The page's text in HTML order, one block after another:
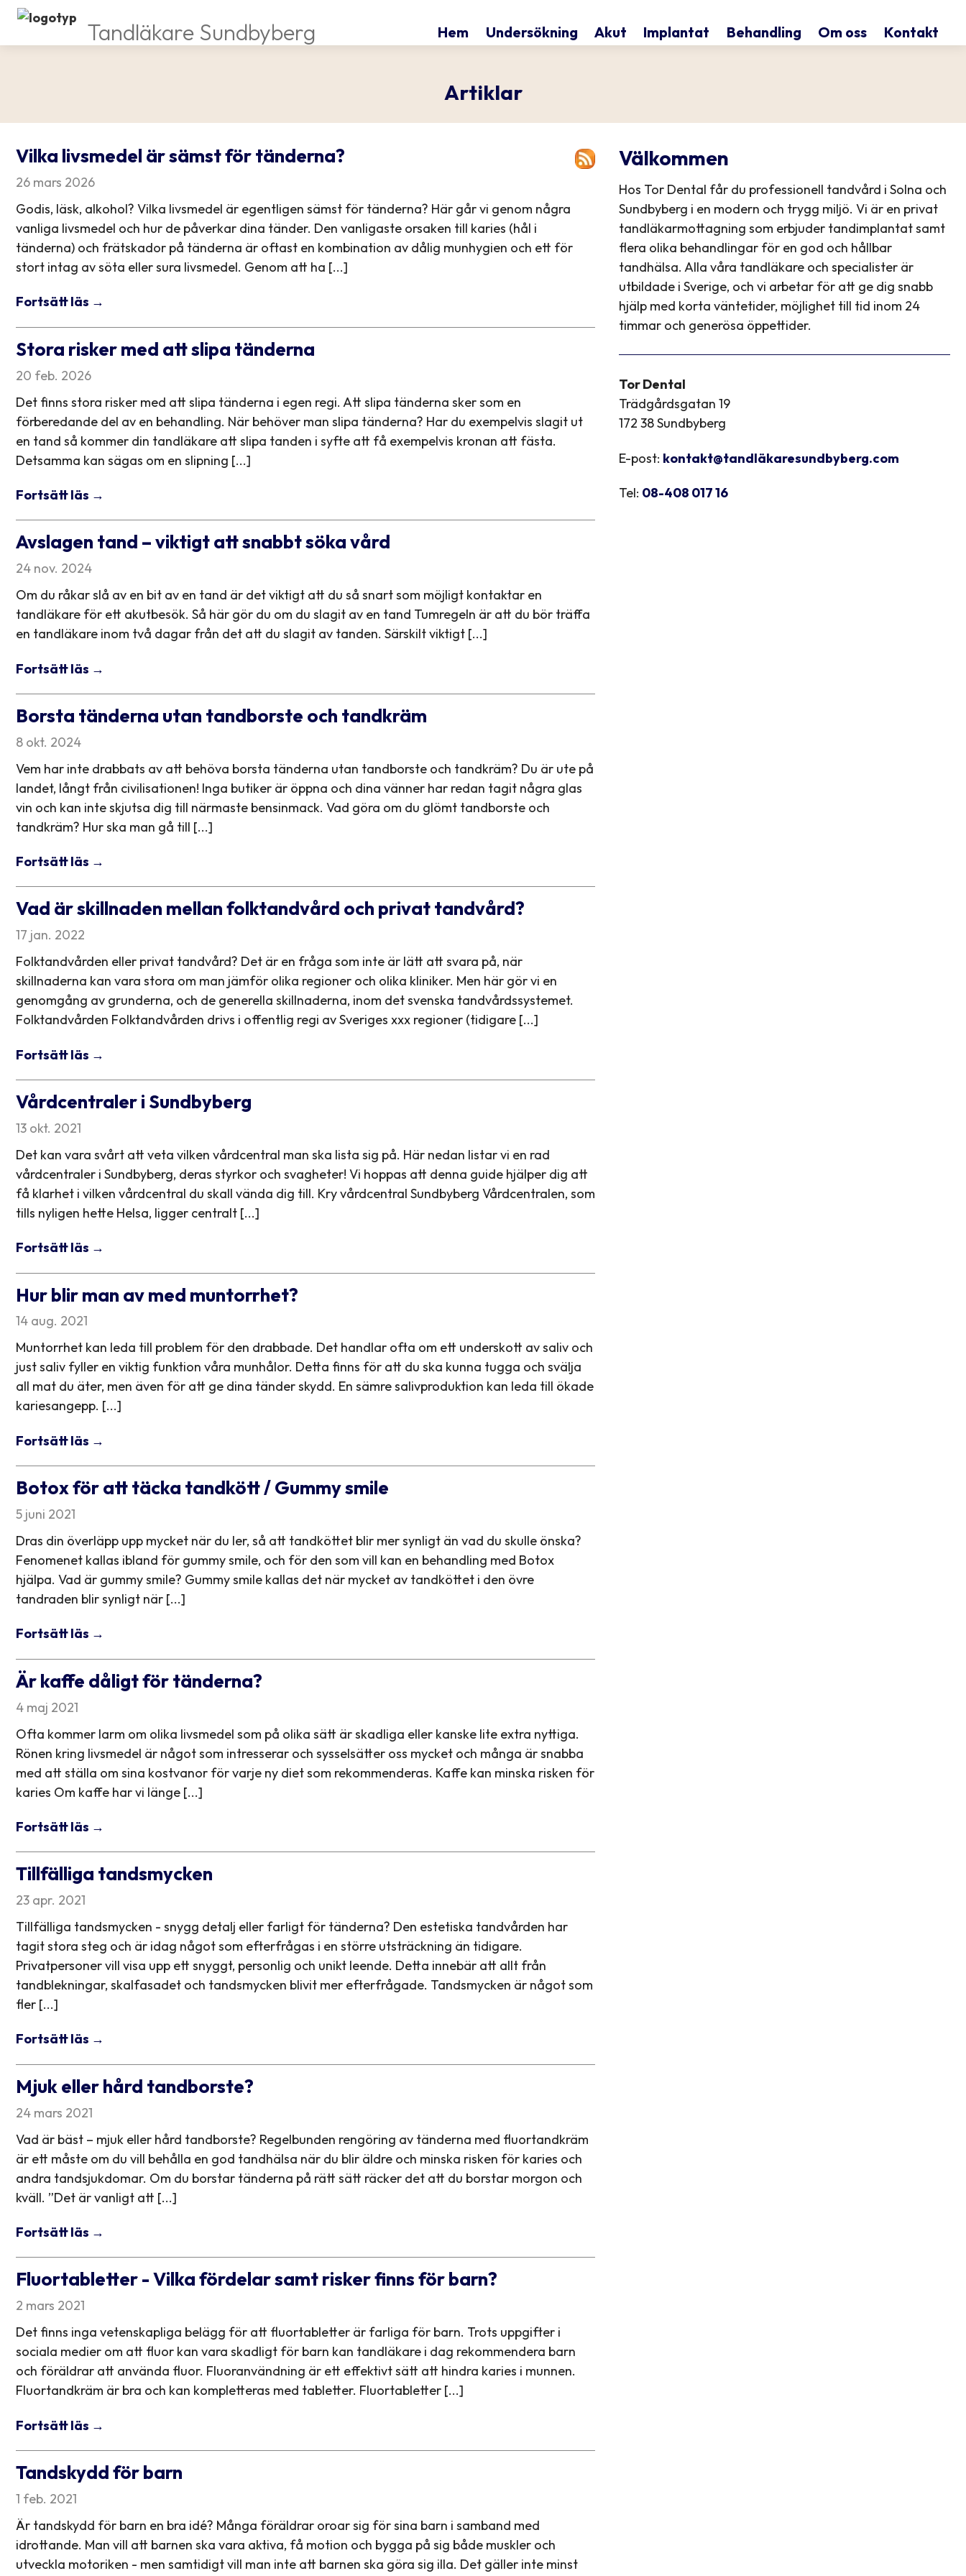
Hem Undersökning Akut Implantat Behandling Om oss Kontakt
Tandläkare Sundbyberg
Artiklar
Vilka livsmedel är sämst för tänderna?
26 mars 2026
Godis, läsk, alkohol? Vilka livsmedel är egentligen sämst för tänderna? Här går vi genom några
vanliga livsmedel och hur de påverkar dina tänder. Den vanligaste orsaken till karies (hål i
tänderna) och frätskador på tänderna är oftast en kombination av dålig munhygien och ett för
stort intag av söta eller sura livsmedel. Genom att ha [...]
Fortsätt läs →
Stora risker med att slipa tänderna
20 feb. 2026
Det finns stora risker med att slipa tänderna i egen regi. Att slipa tänderna sker som en
förberedande del av en behandling. När behöver man slipa tänderna? Har du exempelvis slagit ut
en tand så kommer din tandläkare att slipa tanden i syfte att få exempelvis kronan att fästa.
Detsamma kan sägas om en slipning [...]
Fortsätt läs →
Avslagen tand – viktigt att snabbt söka vård
24 nov. 2024
Om du råkar slå av en bit av en tand är det viktigt att du så snart som möjligt kontaktar en
tandläkare för ett akutbesök. Så här gör du om du slagit av en tand Tumregeln är att du bör träffa
en tandläkare inom två dagar från det att du slagit av tanden. Särskilt viktigt [...]
Fortsätt läs →
Borsta tänderna utan tandborste och tandkräm
8 okt. 2024
Vem har inte drabbats av att behöva borsta tänderna utan tandborste och tandkräm? Du är ute på
landet, långt från civilisationen! Inga butiker är öppna och dina vänner har redan tagit några glas
vin och kan inte skjutsa dig till närmaste bensinmack. Vad göra om du glömt tandborste och
tandkräm? Hur ska man gå till [...]
Fortsätt läs →
Vad är skillnaden mellan folktandvård och privat tandvård?
17 jan. 2022
Folktandvården eller privat tandvård? Det är en fråga som inte är lätt att svara på, när
skillnaderna kan vara stora om man jämför olika regioner och olika kliniker. Men här gör vi en
genomgång av grunderna, och de generella skillnaderna, inom det svenska tandvårdssystemet.
Folktandvården Folktandvården drivs i offentlig regi av Sveriges xxx regioner (tidigare [...]
Fortsätt läs →
Vårdcentraler i Sundbyberg
13 okt. 2021
Det kan vara svårt att veta vilken vårdcentral man ska lista sig på. Här nedan listar vi en rad
vårdcentraler i Sundbyberg, deras styrkor och svagheter! Vi hoppas att denna guide hjälper dig att
få klarhet i vilken vårdcentral du skall vända dig till. Kry vårdcentral Sundbyberg Vårdcentralen, som
tills nyligen hette Helsa, ligger centralt [...]
Fortsätt läs →
Hur blir man av med muntorrhet?
14 aug. 2021
Muntorrhet kan leda till problem för den drabbade. Det handlar ofta om ett underskott av saliv och
just saliv fyller en viktig funktion våra munhålor. Detta finns för att du ska kunna tugga och svälja
all mat du äter, men även för att ge dina tänder skydd. En sämre salivproduktion kan leda till ökade
kariesangepp. [...]
Fortsätt läs →
Botox för att täcka tandkött / Gummy smile
5 juni 2021
Dras din överläpp upp mycket när du ler, så att tandköttet blir mer synligt än vad du skulle önska?
Fenomenet kallas ibland för gummy smile, och för den som vill kan en behandling med Botox
hjälpa. Vad är gummy smile? Gummy smile kallas det när mycket av tandköttet i den övre
tandraden blir synligt när [...]
Fortsätt läs →
Är kaffe dåligt för tänderna?
4 maj 2021
Ofta kommer larm om olika livsmedel som på olika sätt är skadliga eller kanske lite extra nyttiga.
Rönen kring livsmedel är något som intresserar och sysselsätter oss mycket och många är snabba
med att ställa om sina kostvanor för varje ny diet som rekommenderas. Kaffe kan minska risken för
karies Om kaffe har vi länge [...]
Fortsätt läs →
Tillfälliga tandsmycken
23 apr. 2021
Tillfälliga tandsmycken - snygg detalj eller farligt för tänderna? Den estetiska tandvården har
tagit stora steg och är idag något som efterfrågas i en större utsträckning än tidigare.
Privatpersoner vill visa upp ett snyggt, personlig och unikt leende. Detta innebär att allt från
tandblekningar, skalfasadet och tandsmycken blivit mer efterfrågade. Tandsmycken är något som
fler [...]
Fortsätt läs →
Mjuk eller hård tandborste?
24 mars 2021
Vad är bäst – mjuk eller hård tandborste? Regelbunden rengöring av tänderna med fluortandkräm
är ett måste om du vill behålla en god tandhälsa när du blir äldre och minska risken för karies och
andra tandsjukdomar. Om du borstar tänderna på rätt sätt räcker det att du borstar morgon och
kväll. ”Det är vanligt att [...]
Fortsätt läs →
Fluortabletter - Vilka fördelar samt risker finns för barn?
2 mars 2021
Det finns inga vetenskapliga belägg för att fluortabletter är farliga för barn. Trots uppgifter i
sociala medier om att fluor kan vara skadligt för barn kan tandläkare i dag rekommendera barn
och föräldrar att använda fluor. Fluoranvändning är ett effektivt sätt att hindra karies i munnen.
Fluortandkräm är bra och kan kompletteras med tabletter. Fluortabletter [...]
Fortsätt läs →
Tandskydd för barn
1 feb. 2021
Är tandskydd för barn en bra idé? Många föräldrar oroar sig för sina barn i samband med
idrottande. Man vill att barnen ska vara aktiva, få motion och bygga på sig både muskler och
utveckla motoriken - men samtidigt vill man inte att barnen ska göra sig illa. Det gäller inte minst
Välkommen
Hos Tor Dental får du professionell tandvård i Solna och
Sundbyberg i en modern och trygg miljö. Vi är en privat
tandläkarmottagning som erbjuder tandimplantat samt
flera olika behandlingar för en god och hållbar
tandhälsa. Alla våra tandläkare och specialister är
utbildade i Sverige, och vi arbetar för att ge dig snabb
hjälp med korta väntetider, möjlighet till tid inom 24
timmar och generösa öppettider.
Tor Dental
Trädgårdsgatan 19
172 38 Sundbyberg
E-post: kontakt@tandläkaresundbyberg.com
Tel: 08-408 017 16